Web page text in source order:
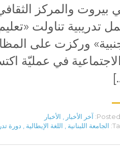
بيروت والمركز
تدريبية تناولت
وركزت على
في عمليّة
Posted آخر الأخبار , الأخبار
الجامعة اللبنانية , اللغة الإيطالية , دورة